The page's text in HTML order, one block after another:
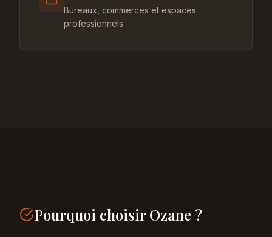
Bureaux, commerces et espaces
professionnels.
Pourquoi choisir Ozane ?